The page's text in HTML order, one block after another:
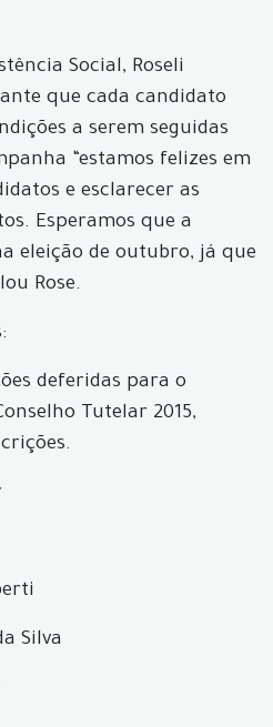
Social, Roseli
que cada candidato
a serem seguidas
“estamos felizes em
e esclarecer as
Esperamos que a
eleição de outubro, já que
Rose.
deferidas para o
Tutelar 2015,
Silva